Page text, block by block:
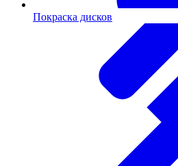
Покраска дисков